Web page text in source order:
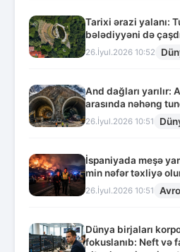
Tarixi ərazi yalanı:
bələdiyyəni də
26.İyul.2026 10:52
And dağları yarılır:
arasında nəhəng
26.İyul.2026 10:51
İspaniyada meşə
min nəfər təxliyə
26.İyul.2026 10:51
Dünya birjaları
fokuslanıb: Neft və